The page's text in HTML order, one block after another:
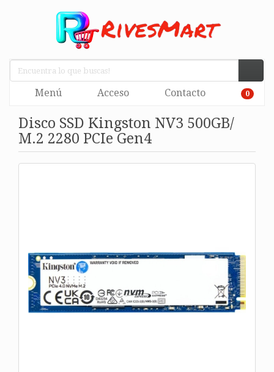
Menú Acceso Contacto 0
Disco SSD Kingston NV3 500GB/
M.2 2280 PCIe Gen4